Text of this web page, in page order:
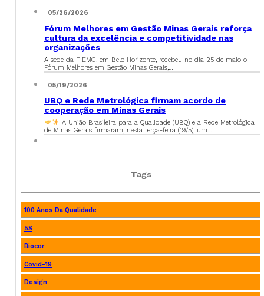
05/26/2026
Fórum Melhores em Gestão Minas Gerais reforça
cultura da excelência e competitividade nas
organizações
A sede da FIEMG, em Belo Horizonte, recebeu no dia 25 de maio o
Fórum Melhores em Gestão Minas Gerais,…
05/19/2026
UBQ e Rede Metrológica firmam acordo de
cooperação em Minas Gerais
A União Brasileira para a Qualidade (UBQ) e a Rede Metrológica
de Minas Gerais firmaram, nesta terça-feira (19/5), um…
Tags
100 Anos Da Qualidade
5S
Biocor
Covid-19
Design